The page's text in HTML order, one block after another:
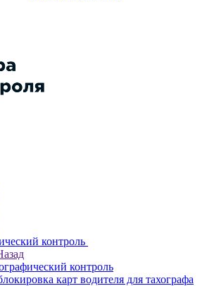
контроль
контроль
карт водителя для тахографа